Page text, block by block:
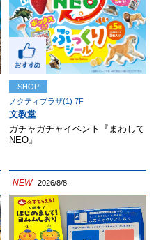
SHOP
ノクティプラザ(1) 7F
文教堂
ガチャガチャイベント『まわして
NEO』
NEW 2026/8/8